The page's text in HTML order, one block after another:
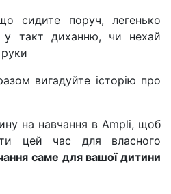
сидите поруч, легенько
у такт диханню, чи нехай
вигадуйте історію про
на навчання в Ampli, щоб
цей час для власного
саме для вашої дитини